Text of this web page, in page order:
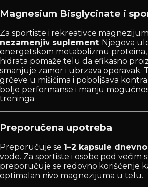
Magnesium Bisglycinate i
Za sportiste i rekreativce
nezamenjiv suplement. Njegova
energetskom metabolizmu proteina,
hidrata pomaže telu da efikasno
smanjuje zamor i ubrzava oporavak.
grčeve u mišićima i poboljšava
bolje performanse i manju
treninga.
Preporučena upotreba
Preporučuje se 1–2 kapsule dnevno
vode. Za sportiste i osobe pod većim
preporučuje se redovno korišćenje
optimalan nivo magnezijuma u telu.